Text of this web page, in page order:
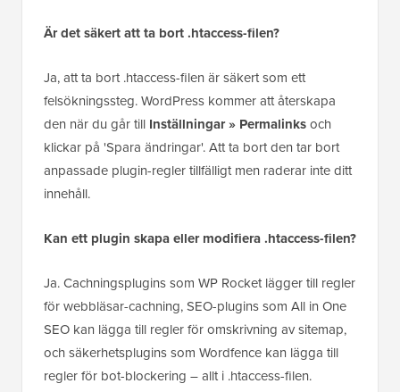
Är det säkert att ta bort .htaccess-filen?
Ja, att ta bort .htaccess-filen är säkert som ett
felsökningssteg. WordPress kommer att återskapa
den när du går till Inställningar » Permalinksoch
klickar på 'Spara ändringar'. Att ta bort den tar bort
anpassade plugin-regler tillfälligt men raderar inte ditt
innehåll.
Kan ett plugin skapa eller modifiera .htaccess-filen?
Ja. Cachningsplugins som WP Rocket lägger till regler
för webbläsar-cachning, SEO-plugins som All in One
SEO kan lägga till regler för omskrivning av sitemap,
och säkerhetsplugins som Wordfence kan lägga till
regler för bot-blockering – allt i .htaccess-filen.